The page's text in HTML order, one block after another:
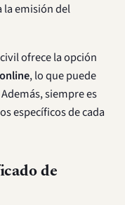
la emisión del
ofrece la opción
online, lo que puede
siempre es
específicos de cada
de